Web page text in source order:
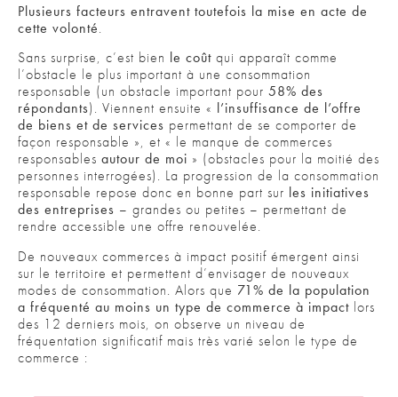
Plusieurs facteurs entravent toutefois la mise en acte de
cette volonté.
Sans surprise, c’est bien le coût qui apparaît comme
l’obstacle le plus important à une consommation
responsable (un obstacle important pour 58% des
répondants). Viennent ensuite « l’insuffisance de l’offre
de biens et de services permettant de se comporter de
façon responsable », et « le manque de commerces
responsables autour de moi » (obstacles pour la moitié des
personnes interrogées). La progression de la consommation
responsable repose donc en bonne part sur les initiatives
des entreprises – grandes ou petites – permettant de
rendre accessible une offre renouvelée.
De nouveaux commerces à impact positif émergent ainsi
sur le territoire et permettent d’envisager de nouveaux
modes de consommation. Alors que 71% de la population
a fréquenté au moins un type de commerce à impact lors
des 12 derniers mois, on observe un niveau de
fréquentation significatif mais très varié selon le type de
commerce :